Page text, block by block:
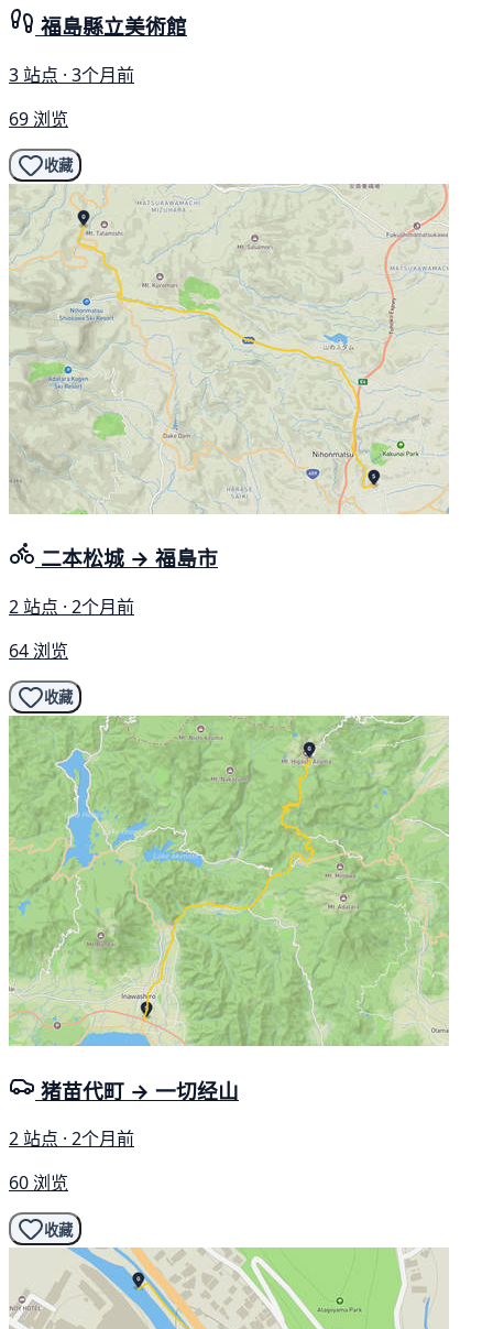
福島縣立美術館
3 站点 · 3个月前
69 浏览
收藏
二本松城 → 福島市
2 站点 · 2个月前
64 浏览
收藏
猪苗代町 → 一切经山
2 站点 · 2个月前
60 浏览
收藏